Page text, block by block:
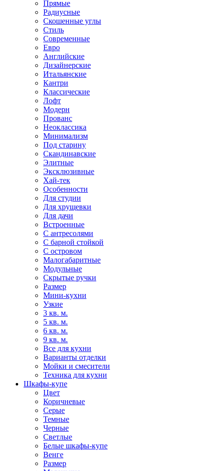
Прямые
Радиусные
Скошенные углы
Стиль
Современные
Евро
Английские
Дизайнерские
Итальянские
Кантри
Классические
Лофт
Модерн
Прованс
Неоклассика
Минимализм
Под старину
Скандинавские
Элитные
Эксклюзивные
Хай-тек
Особенности
Для студии
Для хрущевки
Для дачи
Встроенные
С антресолями
С барной стойкой
С островом
Малогабаритные
Модульные
Скрытые ручки
Размер
Мини-кухни
Узкие
3 кв. м.
5 кв. м.
6 кв. м.
9 кв. м.
Все для кухни
Варианты отделки
Мойки и смесители
Техника для кухни
Шкафы-купе
Цвет
Коричневые
Серые
Темные
Черные
Светлые
Белые шкафы-купе
Венге
Размер